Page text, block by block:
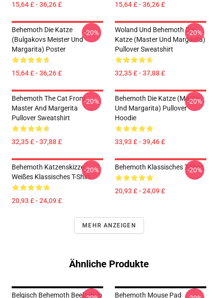
15,64 £ - 36,26 £ 15,64 £ - 36,26 £
Behemoth Die Katze
(Bulgakovs Meister Und
Margarita) Poster
15,64 £ - 36,26 £
-20%
Woland Und Behemoth Die
Katze (Master Und Margarita)
Pullover Sweatshirt
32,35 £ - 37,88 £
-20%
Behemoth The Cat From
Master And Margerita
Pullover Sweatshirt
32,35 £ - 37,88 £
-20%
Behemoth Die Katze (Master
Und Margarita) Pullover
Hoodie
33,93 £ - 39,46 £
-20%
Behemoth Katzenskizze.
Weißes Klassisches T-Shirt
20,93 £ - 24,09 £
-20% Behemoth Klassisches T-Shirt
20,93 £ - 24,09 £
-20%
MEHR ANZEIGEN
Ähnliche Produkte
Belgisch Behemoth Beelzebub
Behemoth Mouse Pad